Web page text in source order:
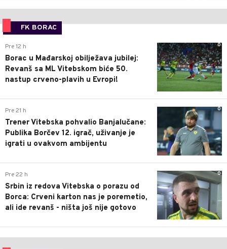
FK BORAC
0
Pre 12 h
Borac u Mađarskoj obilježava jubilej:
Revanš sa ML Vitebskom biće 50.
nastup crveno-plavih u Evropi!
0
Pre 21 h
Trener Vitebska pohvalio Banjalučane:
Publika Borčev 12. igrač, uživanje je
igrati u ovakvom ambijentu
0
Pre 22 h
Srbin iz redova Vitebska o porazu od
Borca: Crveni karton nas je poremetio,
ali ide revanš - ništa još nije gotovo